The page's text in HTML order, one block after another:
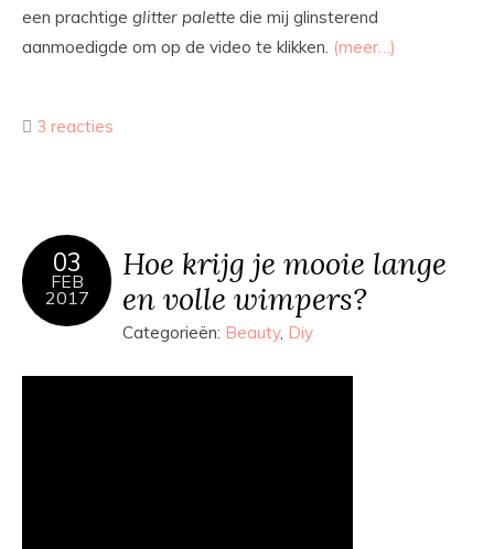
een prachtige glitter palette die mij glinsterend
aanmoedigde om op de video te klikken. (meer…)
3 reacties
03
FEB
2017
Hoe krijg je mooie lange
en volle wimpers?
Categorieën: Beauty, Diy